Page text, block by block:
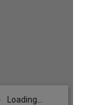
Loading...